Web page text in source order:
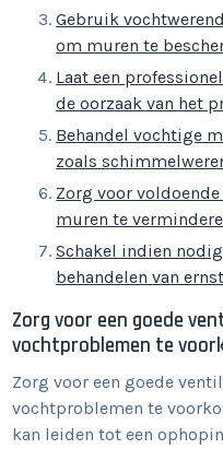
Gebruik
om muren te
Laat een
de oorzaak van het
Behandel vochtige
zoals
Zorg voor
muren te
Schakel indien
behandelen van
Zorg voor een goede
vochtproblemen te
Zorg voor een goede
vochtproblemen te
kan leiden tot een